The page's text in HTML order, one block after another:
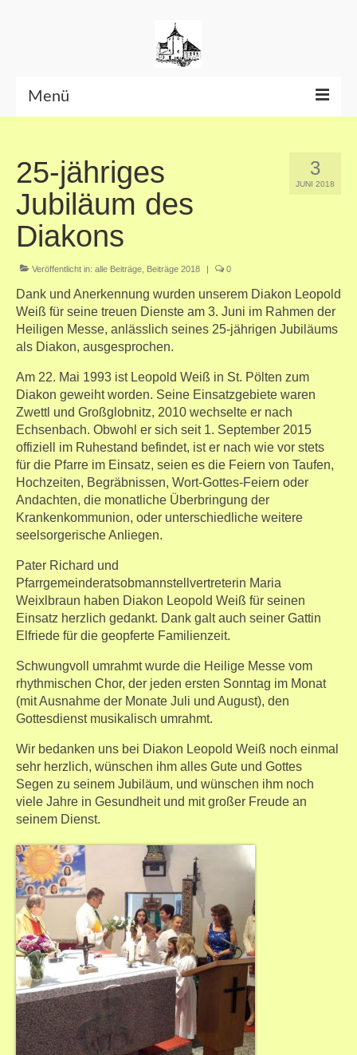
Menü
Datenschutzerklärung 3
JUNI 2018
25-jähriges
Jubiläum des
Diakons
Veröffentlicht in: alle Beiträge Beiträge 2018 | 0
Dank und Anerkennung wurden unserem Diakon Leopold
Weiß für seine treuen Dienste am 3. Juni im Rahmen der
Heiligen Messe, anlässlich seines 25-jährigen Jubiläums
als Diakon, ausgesprochen.
Am 22. Mai 1993 ist Leopold Weiß in St. Pölten zum
Diakon geweiht worden. Seine Einsatzgebiete waren
Zwettl und Großglobnitz, 2010 wechselte er nach
Echsenbach. Obwohl er sich seit 1. September 2015
offiziell im Ruhestand befindet, ist er nach wie vor stets
für die Pfarre im Einsatz, seien es die Feiern von Taufen,
Hochzeiten, Begräbnissen, Wort-Gottes-Feiern oder
Andachten, die monatliche Überbringung der
Krankenkommunion, oder unterschiedliche weitere
seelsorgerische Anliegen.
Pater Richard und
Pfarrgemeinderatsobmannstellvertreterin Maria
Weixlbraun haben Diakon Leopold Weiß für seinen
Einsatz herzlich gedankt. Dank galt auch seiner Gattin
Elfriede für die geopferte Familienzeit.
Schwungvoll umrahmt wurde die Heilige Messe vom
rhythmischen Chor, der jeden ersten Sonntag im Monat
(mit Ausnahme der Monate Juli und August), den
Gottesdienst musikalisch umrahmt.
Wir bedanken uns bei Diakon Leopold Weiß noch einmal
sehr herzlich, wünschen ihm alles Gute und Gottes
Segen zu seinem Jubiläum, und wünschen ihm noch
viele Jahre in Gesundheit und mit großer Freude an
seinem Dienst.